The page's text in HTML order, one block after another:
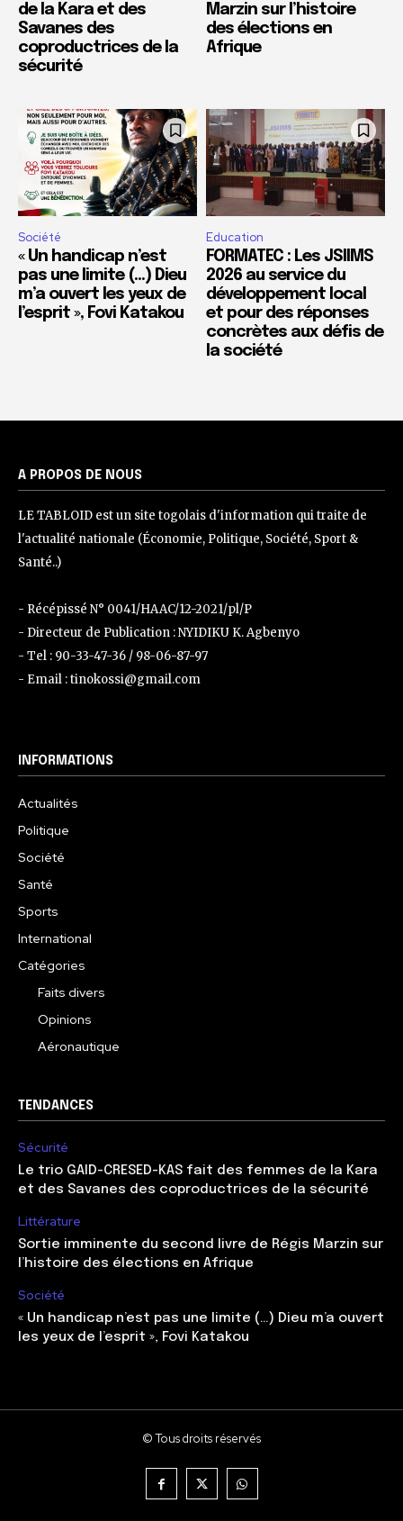
de la Kara et des
Savanes des
coproductrices de la
sécurité
Marzin sur l’histoire
des élections en
Afrique
Société
« Un handicap n’est
pas une limite (…) Dieu
m’a ouvert les yeux de
l’esprit », Fovi Katakou
Education
FORMATEC : Les JSIIMS
2026 au service du
développement local
et pour des réponses
concrètes aux défis de
la société
A PROPOS DE NOUS
LE TABLOID est un site togolais d'information qui traite de
l'actualité nationale (Économie, Politique, Société, Sport &
Santé..)
- Récépissé N° 0041/HAAC/12-2021/pl/P
- Directeur de Publication : NYIDIKU K. Agbenyo
- Tel : 90-33-47-36 / 98-06-87-97
- Email : tinokossi@gmail.com
INFORMATIONS
Actualités
Politique
Société
Santé
Sports
International
Catégories
Faits divers
Opinions
Aéronautique
TENDANCES
Sécurité
Le trio GAID-CRESED-KAS fait des femmes de la Kara
et des Savanes des coproductrices de la sécurité
Littérature
Sortie imminente du second livre de Régis Marzin sur
l’histoire des élections en Afrique
Société
« Un handicap n’est pas une limite (…) Dieu m’a ouvert
les yeux de l’esprit », Fovi Katakou
© Tous droits réservés